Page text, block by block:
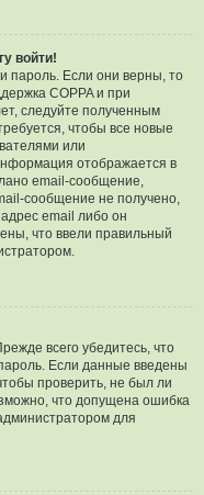
войти!
пароль. Если они верны, то
COPPA и при
следуйте полученным
чтобы все новые
или
отображается в
email-сообщение,
сообщение не получено,
email либо он
что ввели правильный
всего убедитесь, что
Если данные введены
проверить, не был ли
что допущена ошибка
для